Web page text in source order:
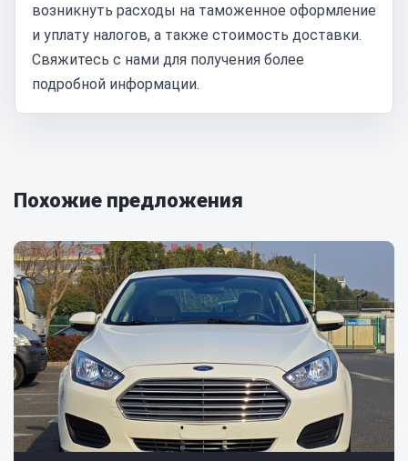
возникнуть расходы на таможенное оформление
и уплату налогов, а также стоимость доставки.
Свяжитесь с нами для получения более
подробной информации.
Похожие предложения